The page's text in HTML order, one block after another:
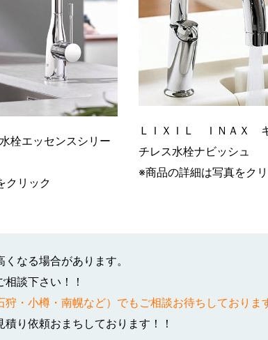
栓エッセンスシリー
クリック
ＬＩＸＩＬ ＩＮＡＸ
チレス水栓ナビッシュ
※商品の詳細は写真をク
なる場合があります。
談下さい！！
・小樽・南幌など）でもご相談お待ちしており
り依頼おまちしております！！